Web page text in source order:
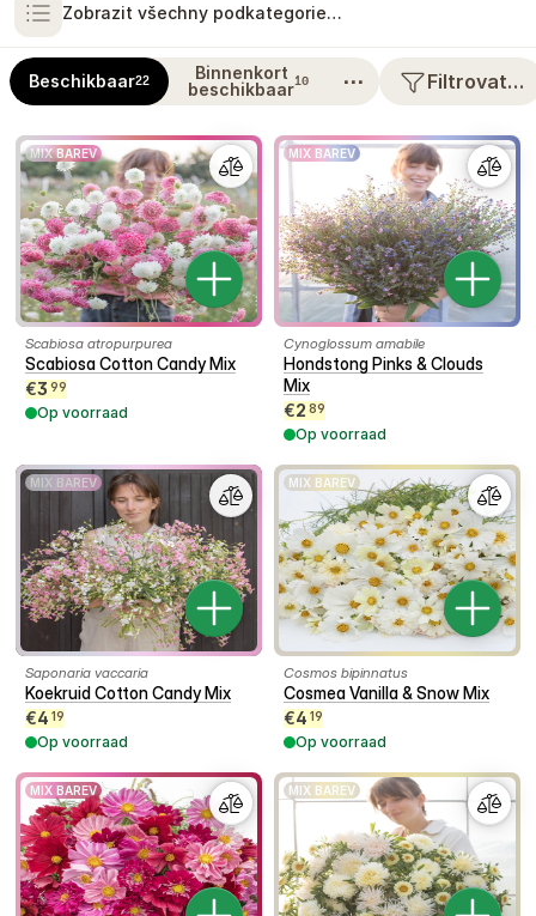
Zobrazit všechny podkategorie…
Beschikbaar22
Binnenkort
beschikbaar10 ⋯ Filtrovat…
MIX BAREV
Scabiosa atropurpurea
Scabiosa Cotton Candy Mix
€3 99
Op voorraad
MIX BAREV
Cynoglossum amabile
Hondstong Pinks & Clouds
Mix
€2 89
Op voorraad
MIX BAREV
Saponaria vaccaria
Koekruid Cotton Candy Mix
€4 19
Op voorraad
MIX BAREV
Cosmos bipinnatus
Cosmea Vanilla & Snow Mix
€4 19
Op voorraad
MIX BAREV MIX BAREV